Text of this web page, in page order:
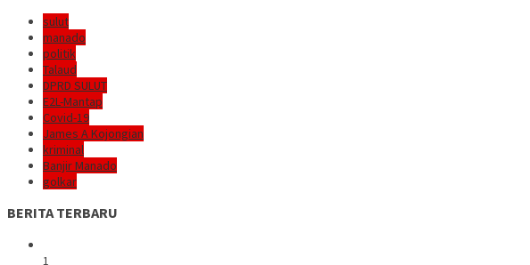
sulut
manado
politik
Talaud
DPRD SULUT
E2L-Mantap
Covid-19
James A Kojongian
kriminal
Banjir Manado
golkar
BERITA TERBARU
1